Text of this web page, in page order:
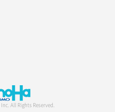
All Rights Reserved.